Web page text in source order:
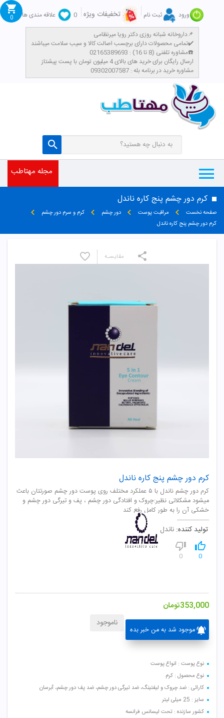
ورود ثبت نام تخفیفات ویژه 0
علاقه مندی ها
داروخانه شبانه روزی دکتر رویا میرنظامی📌
تمامی محصولات دارای برچسب اصالت کالا و سیب سلامت میباشند✔️
مشاوره تلفنی (8 تا 16) : 02165389693☎️
​ارسال رایگان برای خرید های بالای 4 میلیون تومان با پست پیشتاز
مشاوره خرید در برنامه بله : 09302007587
0
مجله مهتاطب
کرم دور چشم پنج کاره ناندل
صفحه نخست مراقبت پوست دور چشم
کرم و سرم دور چشم
کرم دور چشم پنج کاره ناندل
کرم دور چشم پنج کاره ناندل
کرم دور چشم ناندل با ۵ عملکرد مختلف روی پوست دور چشم صورتتان باعث
میشود مشکلاتی نظیر:چروک و افتادگی دور چشم ، پف و تیرگی دور چشم و
خشکی آن را به طور کامل رفع کند
تولید کننده: ناندل
0
0
353,000تومان
موجود شد به من خبر بده
ناموجود
مقایسـه
نوع پوست : انواع پوست
نوع محصول : کرم
کارائی : ضد چروک و لیفتینگ، ضد تیرگی دور چشم، ضد پف دور چشم، آبرسان
سایز : 25 میلی لیتر
کشور سازنده : تحت لیسانس فرانسه